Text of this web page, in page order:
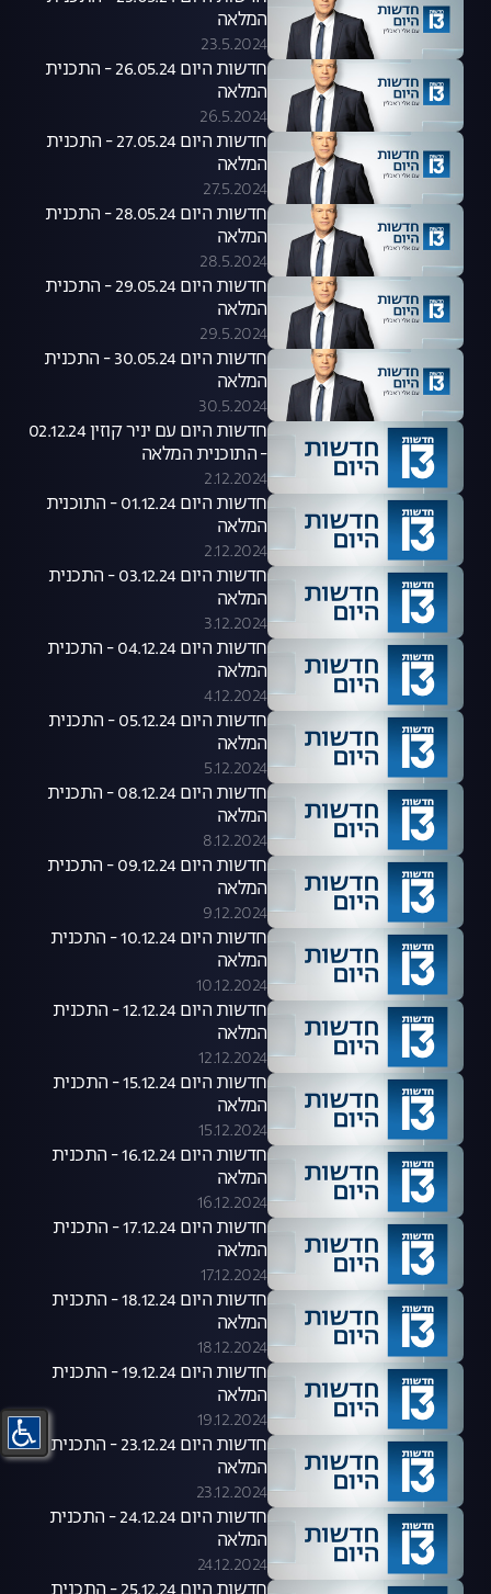
המלאה
23.5.2024
חדשות היום 26.05.24 - התכנית
המלאה
26.5.2024
חדשות היום 27.05.24 - התכנית
המלאה
27.5.2024
חדשות היום 28.05.24 - התכנית
המלאה
28.5.2024
חדשות היום 29.05.24 - התכנית
המלאה
29.5.2024
חדשות היום 30.05.24 - התכנית
המלאה
30.5.2024
חדשות היום עם יניר קוזין 02.12.24
- התוכנית המלאה
2.12.2024
חדשות היום 01.12.24 - התוכנית
המלאה
2.12.2024
חדשות היום 03.12.24 - התכנית
המלאה
3.12.2024
חדשות היום 04.12.24 - התכנית
המלאה
4.12.2024
חדשות היום 05.12.24 - התכנית
המלאה
5.12.2024
חדשות היום 08.12.24 - התכנית
המלאה
8.12.2024
חדשות היום 09.12.24 - התכנית
המלאה
9.12.2024
חדשות היום 10.12.24 - התכנית
המלאה
10.12.2024
חדשות היום 12.12.24 - התכנית
המלאה
12.12.2024
חדשות היום 15.12.24 - התכנית
המלאה
15.12.2024
חדשות היום 16.12.24 - התכנית
המלאה
16.12.2024
חדשות היום 17.12.24 - התכנית
המלאה
17.12.2024
חדשות היום 18.12.24 - התכנית
המלאה
18.12.2024
חדשות היום 19.12.24 - התכנית
המלאה
19.12.2024
חדשות היום 23.12.24 - התכנית
המלאה
23.12.2024
חדשות היום 24.12.24 - התכנית
המלאה
24.12.2024